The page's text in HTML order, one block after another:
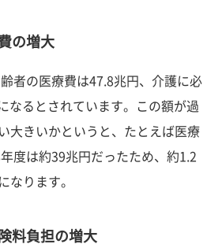
の増大
者の医療費は47.8兆円、介護に必
なるとされています。この額が過
大きいかというと、たとえば医療
度は約39兆円だったため、約1.2
なります。
料負担の増大